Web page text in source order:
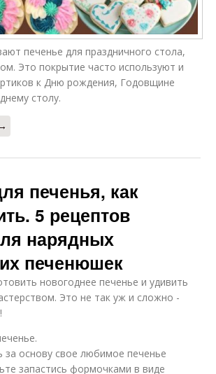
печенье для праздничного стола,
Это покрытие часто используют и
к Дню рождения, Годовщине
столу.
печенья, как
5 рецептов
нарядных
печенюшек
новогоднее печенье и удивить
Это не так уж и сложно -
основу свое любимое печенье
запастись формочками в виде